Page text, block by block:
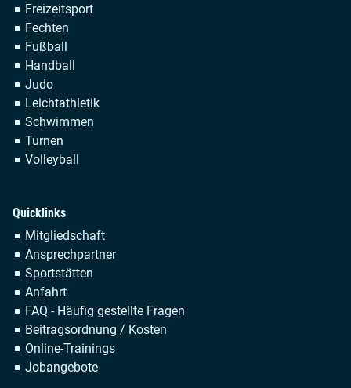
überspringen
Freizeitsport
Fechten
Fußball
Handball
Judo
Leichtathletik
Schwimmen
Turnen
Volleyball
Quicklinks
Navigation
überspringen
Mitgliedschaft
Ansprechpartner
Sportstätten
Anfahrt
FAQ - Häufig gestellte Fragen
Beitragsordnung / Kosten
Online-Trainings
Jobangebote